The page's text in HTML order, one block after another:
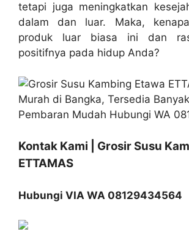
tetapi juga meningkatkan
dalam dan luar. Maka,
produk luar biasa ini dan
positifnya pada hidup Anda?
Kontak Kami | Grosir Susu
ETTAMAS
Hubungi VIA WA 08129434564